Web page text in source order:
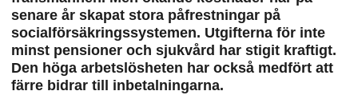
senare år skapat stora påfrestningar på
socialförsäkringssystemen. Utgifterna för inte
minst pensioner och sjukvård har stigit kraftigt.
Den höga arbetslösheten har också medfört att
färre bidrar till inbetalningarna.